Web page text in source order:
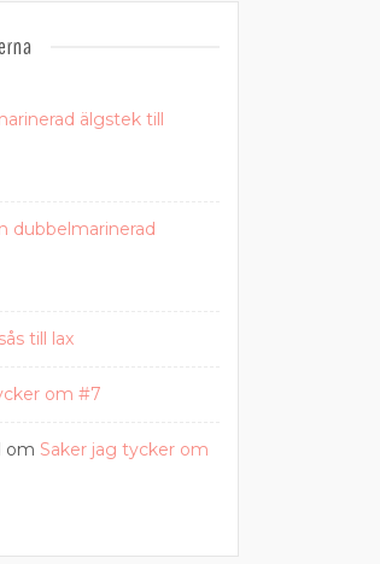
älgstek till
dubbelmarinerad
till lax
om #7
om Saker jag tycker om